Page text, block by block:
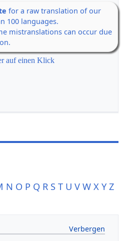
for a raw translation of our
100 languages.
mistranslations can occur due
auf einen Klick
N O P Q R S T U V W X Y Z